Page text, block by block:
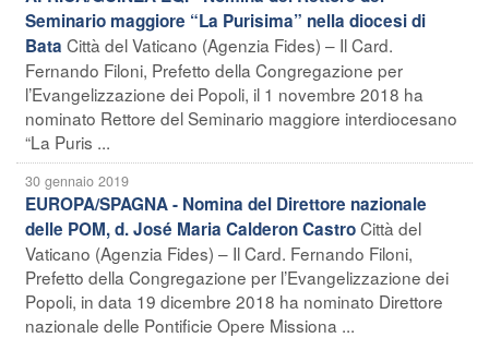
Seminario maggiore “La Purisima” nella diocesi di
Bata Città del Vaticano (Agenzia Fides) – Il Card.
Fernando Filoni, Prefetto della Congregazione per
l’Evangelizzazione dei Popoli, il 1 novembre 2018 ha
nominato Rettore del Seminario maggiore interdiocesano
“La Puris ...
30 gennaio 2019
EUROPA/SPAGNA - Nomina del Direttore nazionale
delle POM, d. José Maria Calderon CastroCittà del
Vaticano (Agenzia Fides) – Il Card. Fernando Filoni,
Prefetto della Congregazione per l’Evangelizzazione dei
Popoli, in data 19 dicembre 2018 ha nominato Direttore
nazionale delle Pontificie Opere Missiona ...